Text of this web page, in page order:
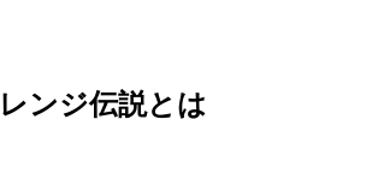
ンジ伝説とは